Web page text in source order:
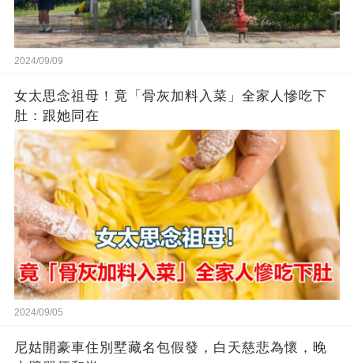
2024/09/09
女太思念祖母！竟「骨灰加料入菜」全家人慘吃下
肚：跟她同在
2024/09/05
尼姑開豪車住別墅藏名包假發，白天慈悲為懷，晚